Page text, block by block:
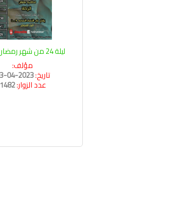
ليلة 24 من شهر رمضان 1444
مؤلف:
تاريخ:2023-04-13
عدد الزوار:1482